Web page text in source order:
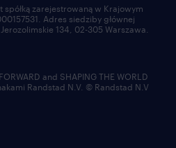
spółką zarejestrowaną w Krajowym
Adres siedziby głównej
134, 02-305 Warszawa.
and SHAPING THE WORLD
Randstad N.V. © Randstad N.V